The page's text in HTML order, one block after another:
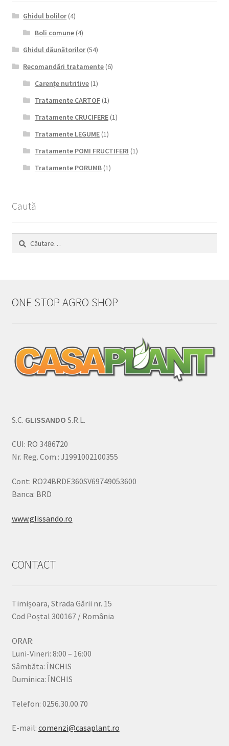
Ghidul bolilor(4)
Boli comune(4)
Ghidul dăunătorilor(54)
Recomandări tratamente (6)
Carențe nutritive(1)
Tratamente CARTOF(1)
Tratamente CRUCIFERE(1)
Tratamente LEGUME(1)
Tratamente POMI FRUCTIFERI (1)
Tratamente PORUMB(1)
Caută
Caută
ONE STOP AGRO SHOP
S.C. GLISSANDO S.R.L.
CUI: RO 3486720
Nr. Reg. Com.: J1991002100355
Cont: RO24BRDE360SV69749053600
Banca: BRD
www.glissando.ro
CONTACT
Timișoara, Strada Gării nr. 15
Cod Poștal 300167 / România
ORAR:
Luni-Vineri: 8:00 – 16:00
Sâmbăta: ÎNCHIS
Duminica: ÎNCHIS
Telefon: 0256.30.00.70
E-mail: comenzi@casaplant.ro